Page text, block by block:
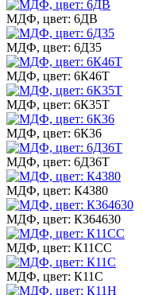
МДФ, цвет: 6ДВ
МДФ, цвет: 6Д35
МДФ, цвет: 6К46Т
МДФ, цвет: 6К35Т
МДФ, цвет: 6К36
МДФ, цвет: 6Д36Т
МДФ, цвет: К4380
МДФ, цвет: К364630
МДФ, цвет: К11СС
МДФ, цвет: К11С